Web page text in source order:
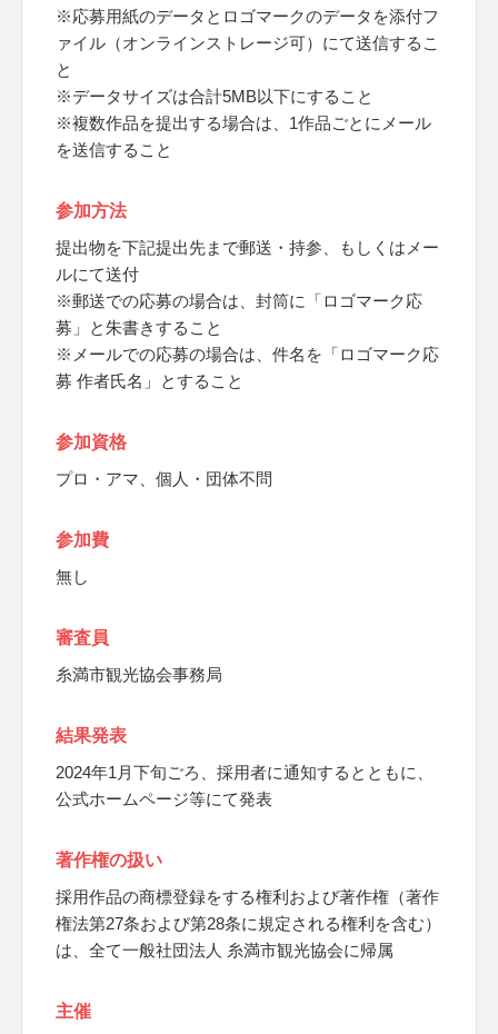
※応募用紙のデータとロゴマークのデータを添付フ
ァイル（オンラインストレージ可）にて送信するこ
と
※データサイズは合計5MB以下にすること
※複数作品を提出する場合は、1作品ごとにメール
を送信すること
参加方法
提出物を下記提出先まで郵送・持参、もしくはメー
ルにて送付
※郵送での応募の場合は、封筒に「ロゴマーク応
募」と朱書きすること
※メールでの応募の場合は、件名を「ロゴマーク応
募 作者氏名」とすること
参加資格
プロ・アマ、個人・団体不問
参加費
無し
審査員
糸満市観光協会事務局
結果発表
2024年1月下旬ごろ、採用者に通知するとともに、
公式ホームページ等にて発表
著作権の扱い
採用作品の商標登録をする権利および著作権（著作
権法第27条および第28条に規定される権利を含む）
は、全て一般社団法人 糸満市観光協会に帰属
主催